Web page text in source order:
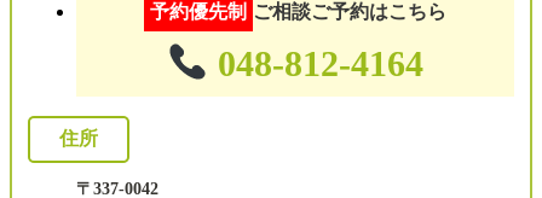
予約優先制 ご相談ご予約はこちら
048-812-4164
住所
〒337-0042